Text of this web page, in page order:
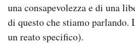
una consapevolezza e di una
di questo che stiamo parlando.
un reato specifico).